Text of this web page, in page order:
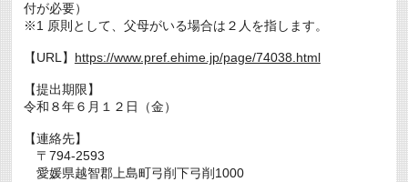
付が必要）
※1 原則として、父母がいる場合は２人を指します。
【URL】 https://www.pref.ehime.jp/page/74038.html
【提出期限】
令和８年６月１２日（金）
【連絡先】
〒794-2593
愛媛県越智郡上島町弓削下弓削1000